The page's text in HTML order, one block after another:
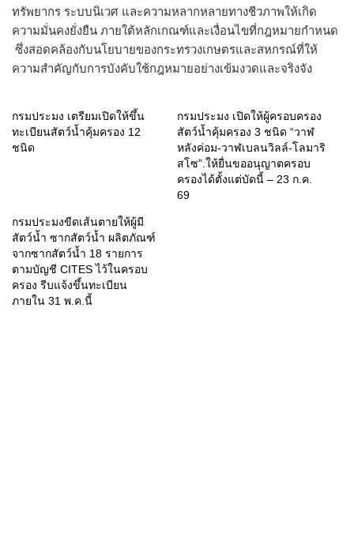
ทรัพยากร ระบบนิเวศ และความหลากหลายทางชีวภาพให้เกิด
ความมั่นคงยั่งยืน ภายใต้หลักเกณฑ์และเงื่อนไขที่กฎหมายกำหนด
ซึ่งสอดคล้องกับนโยบายของกระทรวงเกษตรและสหกรณ์ที่ให้
ความสำคัญกับการบังคับใช้กฎหมายอย่างเข้มงวดและจริงจัง
กรมประมง เตรียมเปิดให้ขึ้น
ทะเบียนสัตว์น้ำคุ้มครอง 12
ชนิด
กรมประมง เปิดให้ผู้ครอบครอง
สัตว์น้ำคุ้มครอง 3 ชนิด “วาฬ
หลังค่อม-วาฬเบลนวิลล์-โลมาริ
สโซ”.ให้ยื่นขออนุญาตครอบ
ครองได้ตั้งแต่บัดนี้ – 23 ก.ค.
69
กรมประมงขีดเส้นตายให้ผู้มี
สัตว์น้ำ ซากสัตว์น้ำ ผลิตภัณฑ์
จากซากสัตว์น้ำ 18 รายการ
ตามบัญชี CITES ไว้ในครอบ
ครอง รีบแจ้งขึ้นทะเบียน
ภายใน 31 พ.ค.นี้